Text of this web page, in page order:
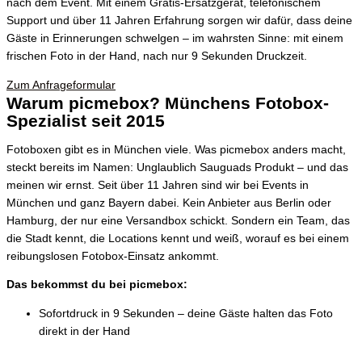
nach dem Event. Mit einem Gratis-Ersatzgerät, telefonischem
Support und über 11 Jahren Erfahrung sorgen wir dafür, dass deine
Gäste in Erinnerungen schwelgen – im wahrsten Sinne: mit einem
frischen Foto in der Hand, nach nur 9 Sekunden Druckzeit.
Zum Anfrageformular
Warum picmebox? Münchens Fotobox-
Spezialist seit 2015
Fotoboxen gibt es in München viele. Was picmebox anders macht,
steckt bereits im Namen: Unglaublich Sauguads Produkt – und das
meinen wir ernst. Seit über 11 Jahren sind wir bei Events in
München und ganz Bayern dabei. Kein Anbieter aus Berlin oder
Hamburg, der nur eine Versandbox schickt. Sondern ein Team, das
die Stadt kennt, die Locations kennt und weiß, worauf es bei einem
reibungslosen Fotobox-Einsatz ankommt.
Das bekommst du bei picmebox:
Sofortdruck in 9 Sekunden – deine Gäste halten das Foto
direkt in der Hand